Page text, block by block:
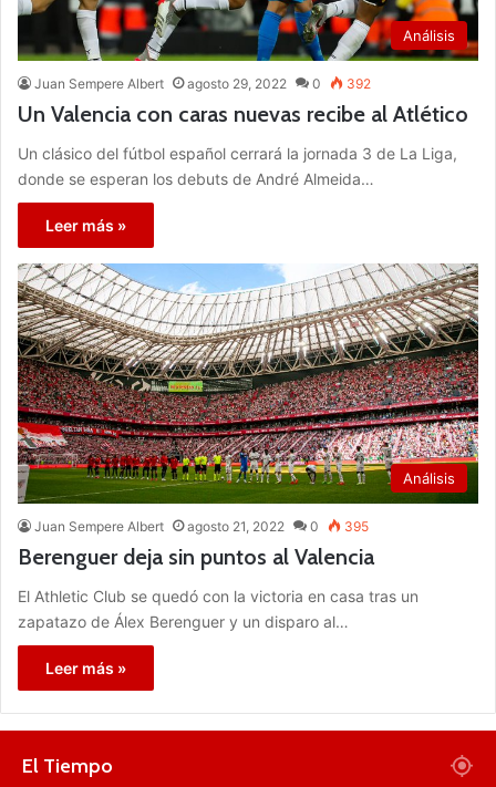
Análisis
Juan Sempere Albert agosto 29, 2022 0 392
Un Valencia con caras nuevas recibe al Atlético
Un clásico del fútbol español cerrará la jornada 3 de La Liga,
donde se esperan los debuts de André Almeida…
Leer más »
Análisis
Juan Sempere Albert agosto 21, 2022 0 395
Berenguer deja sin puntos al Valencia
El Athletic Club se quedó con la victoria en casa tras un
zapatazo de Álex Berenguer y un disparo al…
Leer más »
El Tiempo